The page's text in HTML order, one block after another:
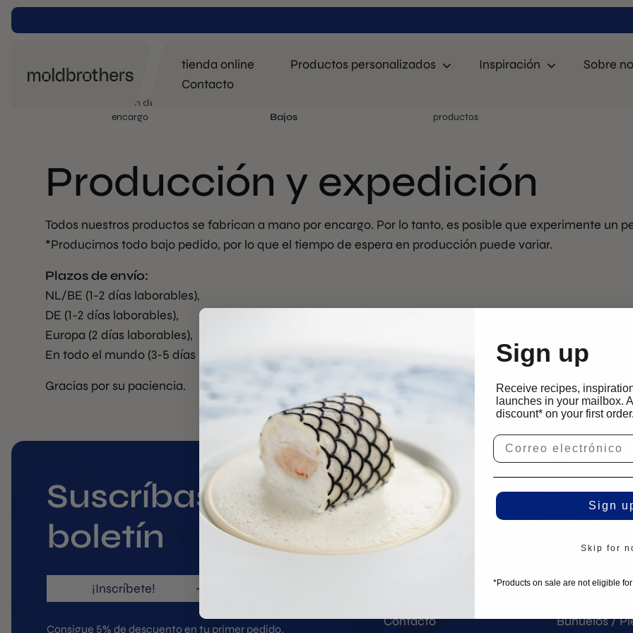
tienda online Productos personalizados Inspiración
Sobre
Contacto
Fabricación directa
encargo
Bajos
productos
Producción y expedición
Todos nuestros productos se fabrican a mano por encargo. Por lo tanto, es posible que experimente un
*Producimos todo bajo pedido, por lo que el tiempo de espera en producción puede variar.
Plazos de envío:
NL/BE (1-2 días laborables),
DE (1-2 días laborables),
Europa (2 días laborables),
En todo el mundo (3-5 días laborables).
Gracias por su paciencia.
Suscríbase a
boletín
¡Inscríbete!
Consigue 5% de descuento en tu primer pedido.
SERVICIO
PREGUNTAS FRECUENTES
Entrega
Contacto
TIENDA
Moldes de
Buñuelos /
Sign up
Receive recipes,
launches in your mailbox.
discount* on your first order.
Sign
Skip for
*Products on sale are not eligible